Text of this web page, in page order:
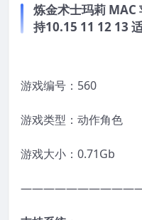
炼金术士玛莉 MAC
持10.15 11 12 13
游戏编号：560
游戏类型：动作角色
游戏大小：0.71Gb